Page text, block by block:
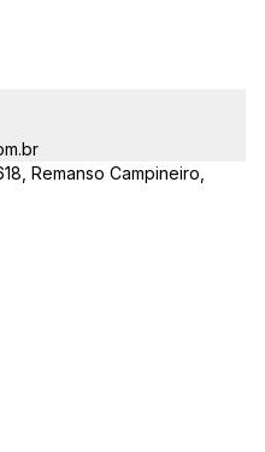
terrenos, salas
Remanso Campineiro,